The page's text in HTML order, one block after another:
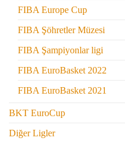
FIBA Europe Cup
FIBA Şöhretler Müzesi
FIBA Şampiyonlar ligi
FIBA EuroBasket 2022
FIBA EuroBasket 2021
BKT EuroCup
Diğer Ligler